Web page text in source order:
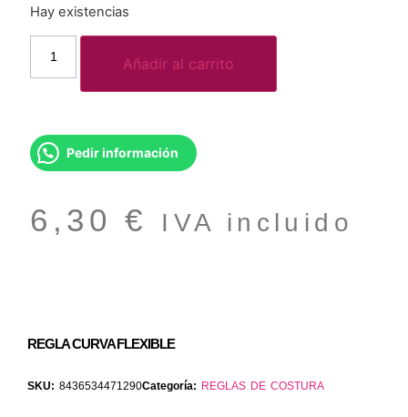
Hay existencias
Añadir al carrito
Pedir información
6,30€ IVA incluido
REGLA CURVA FLEXIBLE
SKU: 8436534471290Categoría: REGLAS DE COSTURA